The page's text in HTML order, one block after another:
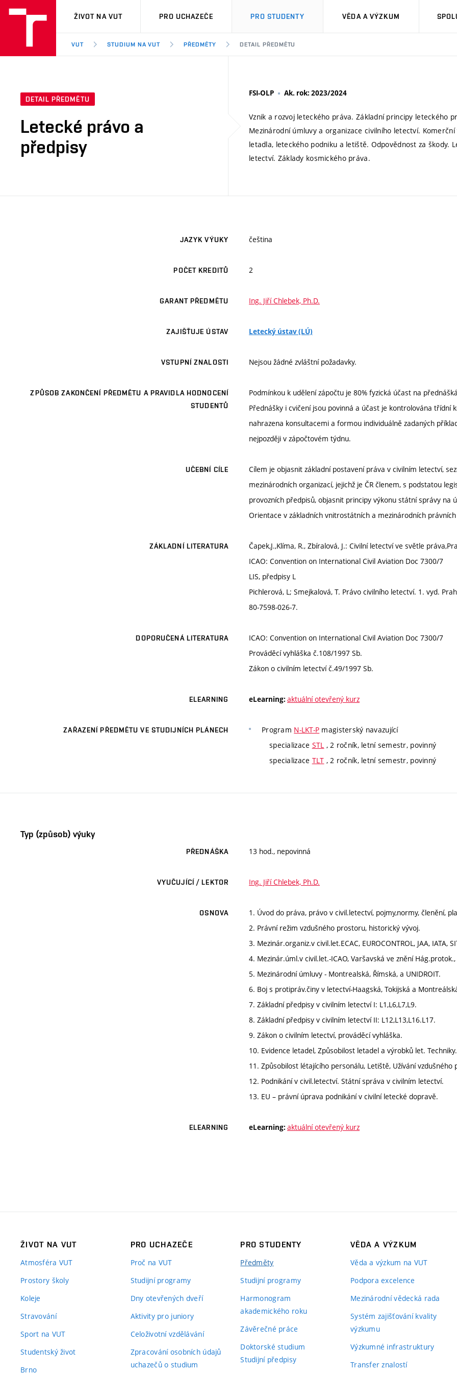
VUT
ŽIVOT NA VUT PRO UCHAZEČE PRO STUDENTY VĚDA A VÝZKUM
VUT STUDIUM NA VUT PŘEDMĚTY DETAIL PŘEDMĚTU
DETAIL PŘEDMĚTU
Letecké právo a
předpisy
FSI-OLP Ak. rok: 2023/2024
Vznik a rozvoj leteckého práva. Základní principy leteckého
Mezinárodní úmluvy a organizace civilního letectví.
letadla, leteckého podniku a letiště. Odpovědnost za škody.
letectví. Základy kosmického práva.
JAZYK VÝUKY čeština
POČET KREDITŮ 2
GARANT PŘEDMĚTU Ing. Jiří Chlebek, Ph.D.
ZAJIŠŤUJE ÚSTAV Letecký ústav (LÚ)
VSTUPNÍ ZNALOSTI Nejsou žádné zvláštní požadavky.
ZPŮSOB ZAKONČENÍ PŘEDMĚTU A PRAVIDLA HODNOCENÍ
STUDENTŮ
Podmínkou k udělení zápočtu je 80% fyzická účast na
Přednášky i cvičení jsou povinná a účast je kontrolována
nahrazena konsultacemi a formou individuálně zadaných
nejpozději v zápočtovém týdnu.
UČEBNÍ CÍLE
Cílem je objasnit základní postavení práva v civilním letectví,
mezinárodních organizací, jejichž je ČR členem, s podstatou
provozních předpisů, objasnit principy výkonu státní správy na
Orientace v základních vnitrostátních a mezinárodních
ZÁKLADNÍ LITERATURA
Čapek,J.,Klíma, R., Zbíralová, J.: Civilní letectví ve světle
ICAO: Convention on International Civil Aviation Doc 7300/7
LIS, předpisy L
Pichlerová, L; Smejkalová, T. Právo civilního letectví. 1. vyd.
80-7598-026-7.
DOPORUČENÁ LITERATURA
ICAO: Convention on International Civil Aviation Doc 7300/7
Prováděcí vyhláška č.108/1997 Sb.
Zákon o civilním letectví č.49/1997 Sb.
ELEARNING eLearning: aktuální otevřený kurz
ZAŘAZENÍ PŘEDMĚTU VE STUDIJNÍCH PLÁNECH Program N-LKT-P magisterský navazující
specializace STL , 2 ročník, letní semestr, povinný
specializace TLT , 2 ročník, letní semestr, povinný
Typ (způsob) výuky
PŘEDNÁŠKA 13 hod., nepovinná
VYUČUJÍCÍ / LEKTOR Ing. Jiří Chlebek, Ph.D.
OSNOVA
1. Úvod do práva, právo v civil.letectví, pojmy,normy, členění,
2. Právní režim vzdušného prostoru, historický vývoj.
3. Mezinár.organiz.v civil.let.ECAC, EUROCONTROL, JAA, IATA,
4. Mezinár.úml.v civil.let.-ICAO, Varšavská ve znění
5. Mezinárodní úmluvy - Montrealská, Římská, a UNIDROIT.
6. Boj s protipráv.činy v letectví-Haagská, Tokijská a
7. Základní předpisy v civilním letectví I: L1,L6,L7,L9.
8. Základní předpisy v civilním letectví II: L12,L13,L16.L17.
9. Zákon o civilním letectví, prováděcí vyhláška.
10. Evidence letadel, Způsobilost letadel a výrobků let. Techniky.
11. Způsobilost létajícího personálu, Letiště, Užívání vzdušného
12. Podnikání v civil.letectví. Státní správa v civilním letectví.
13. EU – právní úprava podnikání v civilní letecké dopravě.
ELEARNING eLearning: aktuální otevřený kurz
ŽIVOT NA VUT
Atmosféra VUT
Prostory školy
Koleje
Stravování
Sport na VUT
Studentský život
Brno
PRO UCHAZEČE
Proč na VUT
Studijní programy
Dny otevřených dveří
Aktivity pro juniory
Celoživotní vzdělávání
Zpracování osobních údajů
uchazečů o studium
PRO STUDENTY
Předměty
Studijní programy
Harmonogram
akademického roku
Závěrečné práce
Doktorské studium
Studijní předpisy
VĚDA A VÝZKUM
Věda a výzkum na VUT
Podpora excelence
Mezinárodní vědecká rada
Systém zajišťování kvality
výzkumu
Výzkumné infrastruktury
Transfer znalostí